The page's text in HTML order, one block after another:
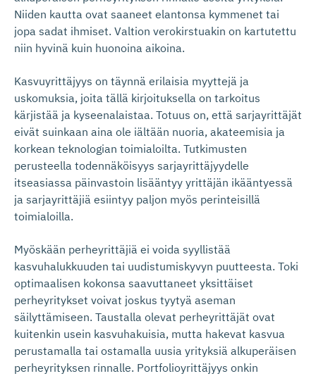
Niiden kautta ovat saaneet elantonsa kymmenet tai
jopa sadat ihmiset. Valtion verokirstuakin on kartutettu
niin hyvinä kuin huonoina aikoina.
Kasvuyrittäjyys on täynnä erilaisia myyttejä ja
uskomuksia, joita tällä kirjoituksella on tarkoitus
kärjistää ja kyseenalaistaa. Totuus on, että sarjayrittäjät
eivät suinkaan aina ole iältään nuoria, akateemisia ja
korkean teknologian toimialoilta. Tutkimusten
perusteella todennäköisyys sarjayrittäjyydelle
itseasiassa päinvastoin lisääntyy yrittäjän ikääntyessä
ja sarjayrittäjiä esiintyy paljon myös perinteisillä
toimialoilla.
Myöskään perheyrittäjiä ei voida syyllistää
kasvuhalukkuuden tai uudistumiskyvyn puutteesta. Toki
optimaalisen kokonsa saavuttaneet yksittäiset
perheyritykset voivat joskus tyytyä aseman
säilyttämiseen. Taustalla olevat perheyrittäjät ovat
kuitenkin usein kasvuhakuisia, mutta hakevat kasvua
perustamalla tai ostamalla uusia yrityksiä alkuperäisen
perheyrityksen rinnalle. Portfolioyrittäjyys onkin